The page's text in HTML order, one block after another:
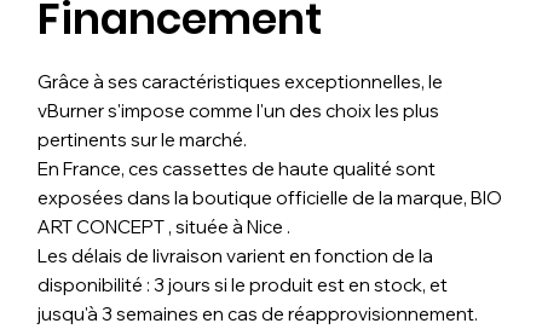
Financement
Grâce à ses caractéristiques exceptionnelles, le
vBurner s'impose comme l'un des choix les plus
pertinents sur le marché.
En France, ces cassettes de haute qualité sont
exposées dans la boutique officielle de la marque, BIO
ART CONCEPT , située à Nice .
Les délais de livraison varient en fonction de la
disponibilité : 3 jours si le produit est en stock, et
jusqu'à 3 semaines en cas de réapprovisionnement.